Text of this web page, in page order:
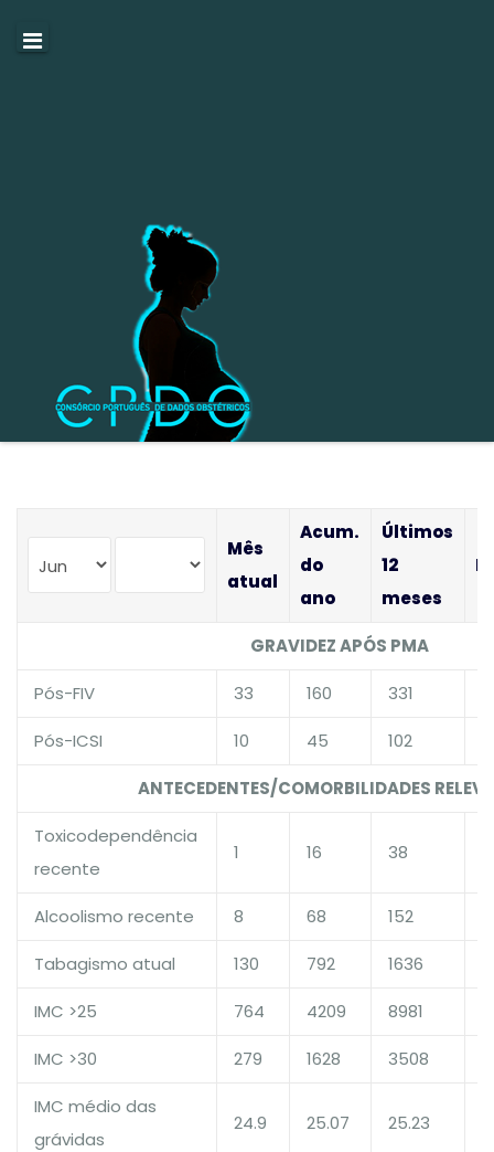
Mês
atual
Acum.
do
ano
Últimos
12
meses
GRAVIDEZ APÓS PMA
Pós-FIV 33 160 331
Pós-ICSI 10 45 102
ANTECEDENTES/COMORBILIDADES
Toxicodependência
recente
1 16 38
Alcoolismo recente 8 68 152
Tabagismo atual 130 792 1636
IMC >25 764 4209 8981
IMC >30 279 1628 3508
IMC médio das
grávidas
24.9 25.07 25.23